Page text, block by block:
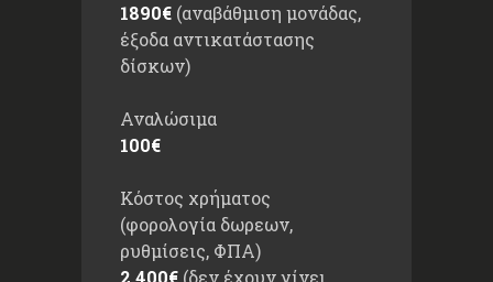
1890€(αναβάθμιση μονάδας,
έξοδα αντικατάστασης
δίσκων)
Αναλώσιμα
100€
Κόστος χρήματος
(φορολογία δωρεων,
ρυθμίσεις, ΦΠΑ)
2.400€(δεν έχουν γίνει